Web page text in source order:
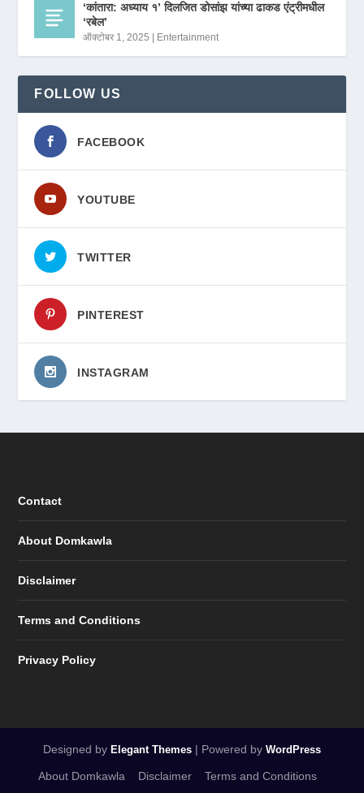
‘कांतारा: अध्याय १’ दिलजित डोसांझ यांच्या ढाकड एंट्रीमधील
‘रबेल’
ऑक्टोबर 1, 2025 Entertainment
FOLLOW US
FACEBOOK
YOUTUBE
TWITTER
PINTEREST
INSTAGRAM
Contact
About Domkawla
Disclaimer
Terms and Conditions
Privacy Policy
Designed by Elegant Themes | Powered by WordPress
About Domkawla Disclaimer Terms and Conditions